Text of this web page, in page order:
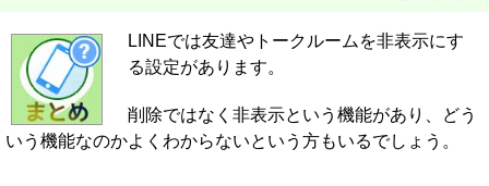
LINEでは友達やトークルームを非表示にす
る設定があります。
削除ではなく非表示という機能があり、どう
いう機能なのかよくわからないという方もいるでしょう。